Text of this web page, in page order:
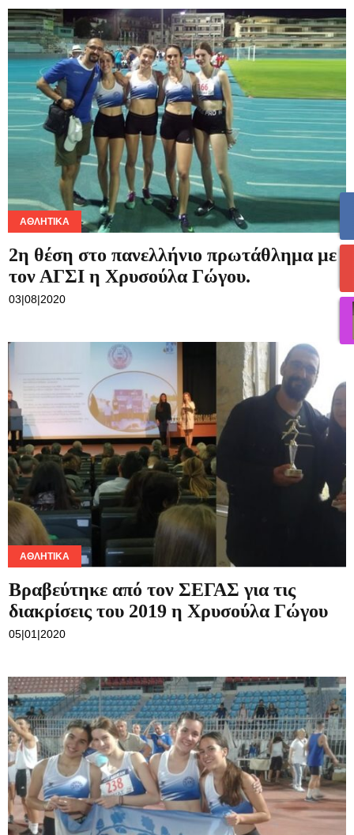
ΑΘΛΗΤΙΚΆ
2η θέση στο πανελλήνιο πρωτάθλημα με
τον ΑΓΣΙ η Χρυσούλα Γώγου.
03|08|2020
ΑΘΛΗΤΙΚΆ
Βραβεύτηκε από τον ΣΕΓΑΣ για τις
διακρίσεις του 2019 η Χρυσούλα Γώγου
05|01|2020